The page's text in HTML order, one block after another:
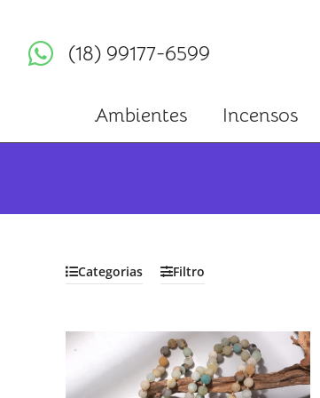
(18) 99177-6599
Ambientes Incensos
Categorias Filtro